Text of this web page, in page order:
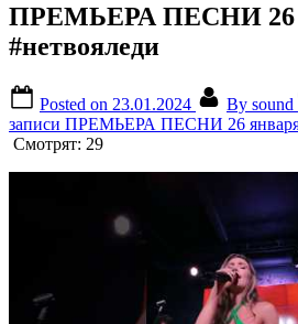
ПРЕМЬЕРА ПЕСНИ 26
#нетвояледи
Posted on 23.01.2024 By sound
записи ПРЕМЬЕРА ПЕСНИ 26 января
Смотрят: 29